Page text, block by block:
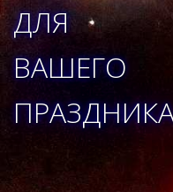
ДЛЯ
ВАШЕГО